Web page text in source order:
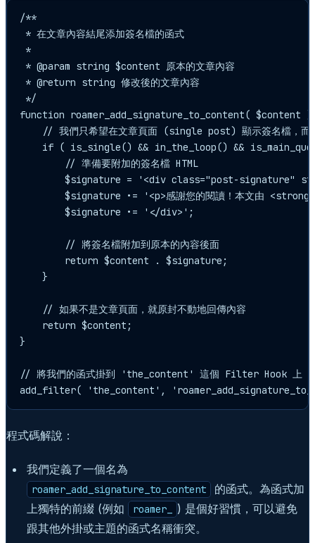
/**
* 在文章內容結尾添加簽名檔的函式
*
* @param string $content 原本的文章內容
* @return string 修改後的文章內容
*/
function roamer_add_signature_to_content( $content
// 我們只希望在文章頁面 (single post) 顯示簽名檔，而
if ( is_single() && in_the_loop() &&
        // 準備要附加的簽名檔 HTML
$signature = '<div class="post-signature"
$signature .= '<p>感謝您的閱讀！本文由
        $signature .= '</div>';
        // 將簽名檔附加到原本的內容後面
        return $content . $signature;
    }
    // 如果不是文章頁面，就原封不動地回傳內容
    return $content;
}
// 將我們的函式掛到 'the_content' 這個 Filter Hook 上
add_filter( 'the_content',
程式碼解說：
我們定義了一個名為
roamer_add_signature_to_content
的函式。為函式加
上獨特的前綴 (例如
roamer_
) 是個好習慣，可以避免
跟其他外掛或主題的函式名稱衝突。